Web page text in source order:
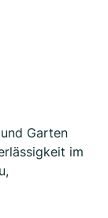
Garten
im